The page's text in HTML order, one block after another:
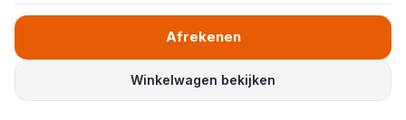
Winkelwagen bekijken
Afrekenen